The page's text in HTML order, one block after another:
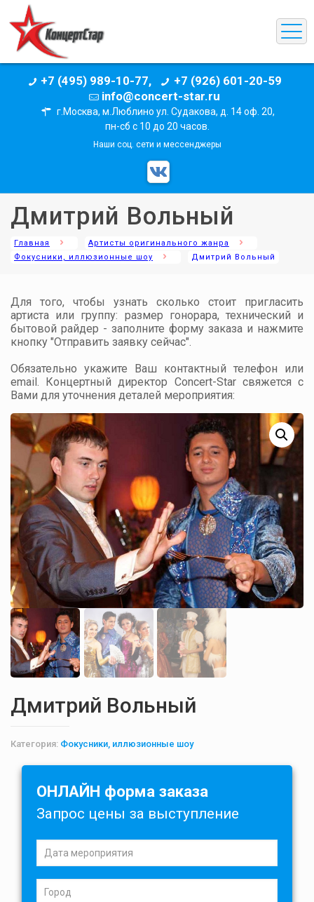
+7 (495) 989-10-77,
+7 (926) 601-20-59
info@concert-star.ru
г.Москва, м.Люблино ул. Судакова, д. 14 оф. 20,
пн-сб с 10 до 20 часов.
Наши соц. сети и мессенджеры
Дмитрий Вольный
Главная
Артисты оригинального жанра
Фокусники, иллюзионные шоу
Дмитрий Вольный
Для того, чтобы узнать сколько стоит пригласить
артиста или группу: размер гонорара, технический и
бытовой райдер - заполните форму заказа и нажмите
кнопку "Отправить заявку сейчас".
Обязательно укажите Ваш контактный телефон или
email. Концертный директор Concert-Star свяжется с
Вами для уточнения деталей мероприятия:
Дмитрий Вольный
Категория: Фокусники, иллюзионные шоу
ОНЛАЙН форма заказа
Запрос цены за выступление